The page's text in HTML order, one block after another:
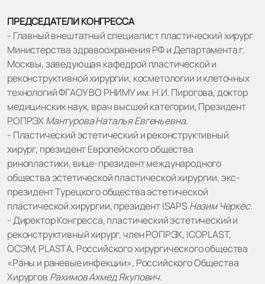
ПРЕДСЕДАТЕЛИ КОНГРЕССА
- Главный внештатный специалист пластический хирург
Министерства здравоохранения РФ и Департамента г.
Москвы, заведующая кафедрой пластической и
реконструктивной хирургии, косметологии и клеточных
технологий ФГАОУ ВО РНИМУ им. Н.И. Пирогова, доктор
медицинских наук, врач высшей категории, Президент
РОПРЭХМантурова Наталья Евгеньевна.
- Пластический эстетический и реконструктивный
хирург, президент Европейского общества
ринопластики, вице-президент международного
общества эстетической пластической хирургии, экс-
президент Турецкого общества эстетической
пластической хирургии, президент ISAPSНазим Черкес.
- Директор Конгресса, пластический эстетический и
реконструктивный хирург, член РОПРЭХ, ICOPLAST,
ОСЭМ, PLASTA, Российского хирургического общества
«Раны и раневые инфекции», Российского Общества
Хирургов Рахимов Ахмед Якупович.